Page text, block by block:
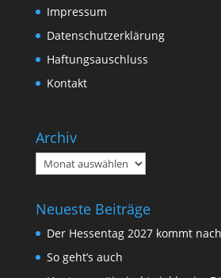
Impressum
Datenschutzerklärung
Haftungsauschluss
Kontakt
Archiv
Archiv
Neueste Beiträge
Der Hessentag 2027 kommt
So geht’s auch